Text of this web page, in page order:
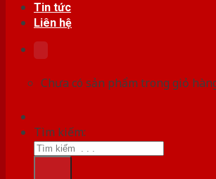
Tin tức
Liên hệ
Chưa có sản phẩm trong giỏ
Tìm kiếm: